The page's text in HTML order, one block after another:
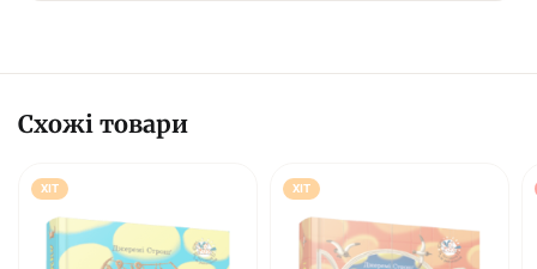
Схожі товари
ХІТ ХІТ